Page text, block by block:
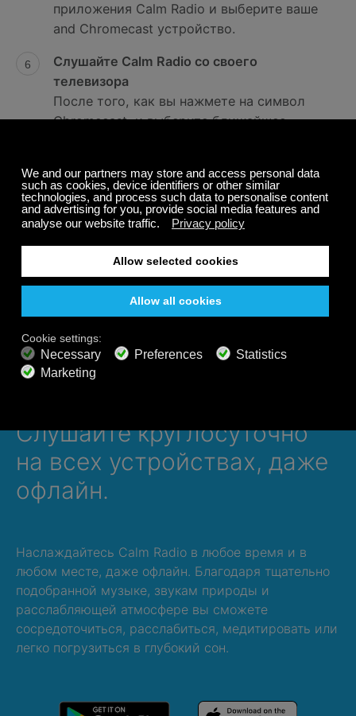
приложения Calm Radio и выберите ваше
and Chromecast устройство.
Слушайте Calm Radio со своего
телевизора
После того, как вы нажмете на символ
Chromecast, и выберите ближайшее
автоматически на вашем телевизоре.
Каждая музыкальная категория будет
сопровождаться фантастическими видео
качество вашего прослушивания.
Получайте удовольствие!
Слушайте круглосуточно
на всех устройствах, даже
офлайн.
Наслаждайтесь Calm Radio в любое время и в
любом месте, даже офлайн. Благодаря тщательно
подобранной музыке, звукам природы и
расслабляющей атмосфере вы сможете
сосредоточиться, расслабиться, медитировать или
легко погрузиться в глубокий сон.